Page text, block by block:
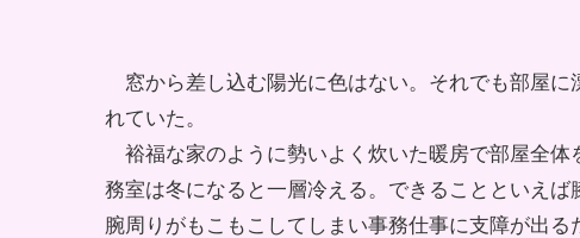
窓から差し込む陽光に色はない。それでも部屋に
れていた。
裕福な家のように勢いよく炊いた暖房で部屋全
務室は冬になると一層冷える。できることといえ
腕周りがもこもこしてしまい事務仕事に支障が出